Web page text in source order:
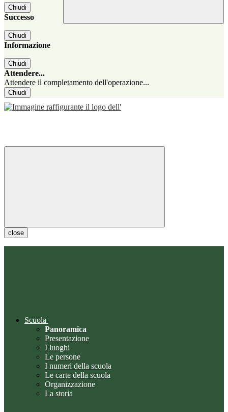
Chiudi
Successo
Chiudi
Informazione
Chiudi
Attendere...
Attendere il completamento dell'operazione...
Chiudi
close
Scuola
Panoramica
Presentazione
I luoghi
Le persone
I numeri della scuola
Le carte della scuola
Organizzazione
La storia